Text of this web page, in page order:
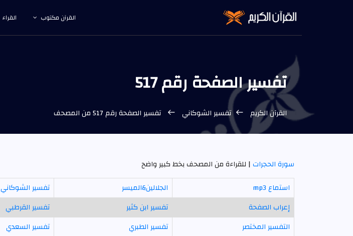
القرآن مكتوب القراء
تفسير الصفحة رقم 517
القرآن الكريم تفسير الشوكاني تفسير الصفحة رقم 517 من المصحف
سورة الحجرات| للقراءة من المصحف بخط كبير واضح
استماع mp3
الجلالين&الميسر
تفسير الشوكاني
إعراب الصفحة
تفسير ابن كثير
تفسير القرطبي
التفسير المختصر
تفسير الطبري تفسير السعدي